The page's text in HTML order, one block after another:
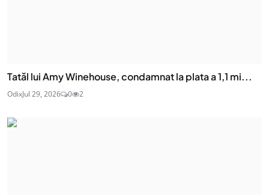
Tatăl lui Amy Winehouse, condamnat la plata a 1,1 mi...
OdixJul 29, 2026 0 2